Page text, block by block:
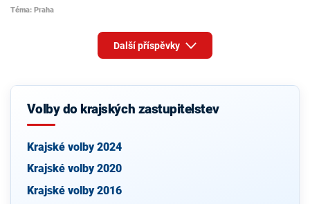
Téma: Praha
Další příspěvky
Volby do krajských zastupitelstev
Krajské volby 2024
Krajské volby 2020
Krajské volby 2016